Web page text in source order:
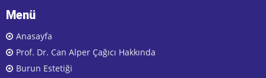
Menü
Anasayfa
Prof. Dr. Can Alper Çağıcı Hakkında
Burun Estetiği